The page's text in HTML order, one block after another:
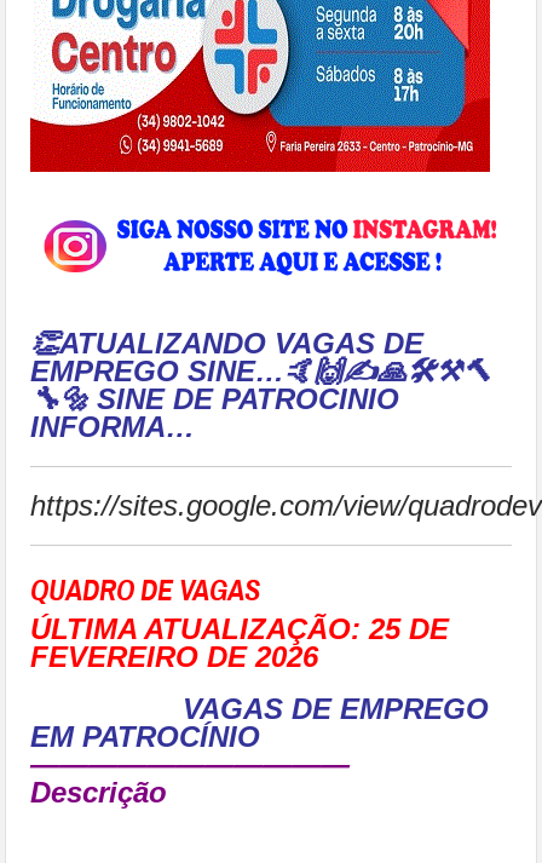
👏ATUALIZANDO VAGAS DE
EMPREGO SINE…🤙🙌✍🙏🛠⚒🔨
🔧🔩 SINE DE PATROCINIO
INFORMA…
https://sites.google.com/view/
QUADRO DE VAGAS
ÚLTIMA ATUALIZAÇÃO: 25 DE
FEVEREIRO DE 2026
VAGAS DE EMPREGO
EM PATROCÍNIO
———————————
Descrição